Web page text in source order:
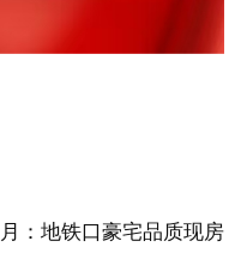
：地铁口豪宅品质现房